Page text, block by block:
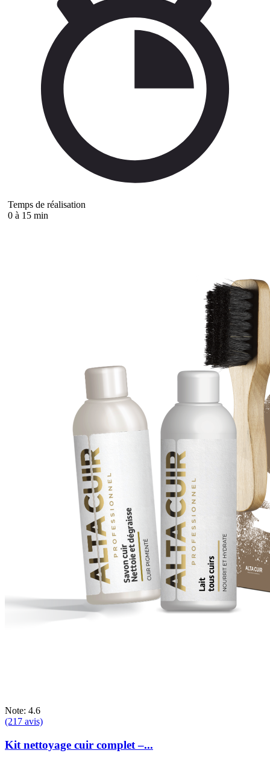
Temps de réalisation
0 à 15 min
Note: 4.6
(217 avis)
Kit nettoyage cuir complet –...